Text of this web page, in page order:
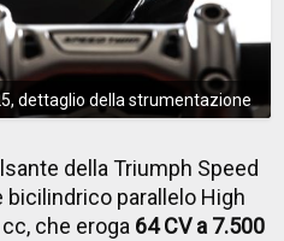
dettaglio della strumentazione
della Triumph Speed
parallelo High
che eroga 64 CV a 7.500